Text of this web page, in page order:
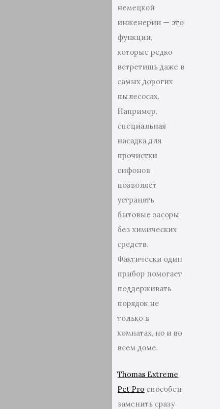
немецкой
инженерии — это
функции,
которые редко
встретишь даже в
самых дорогих
пылесосах.
Например,
специальная
насадка для
прочистки
сифонов
позволяет
устранять
бытовые засоры
без химических
средств.
Фактически один
прибор помогает
поддерживать
порядок не
только в
комнатах, но и во
всем доме.
Thomas Extreme
Pet Pro способен
заменить сразу